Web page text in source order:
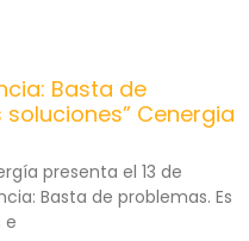
Basta de
Cenergia
presenta el 13 de
Basta de problemas. Es
e